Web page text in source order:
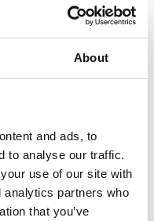
About
and ads, to
to analyse our traffic.
use of our site with
analytics partners who
that you’ve
at installere
ny augumented reality
aflæsning hver gang -
som MRN
og kunstig
af deres
net bliver læst korrekt
falder.